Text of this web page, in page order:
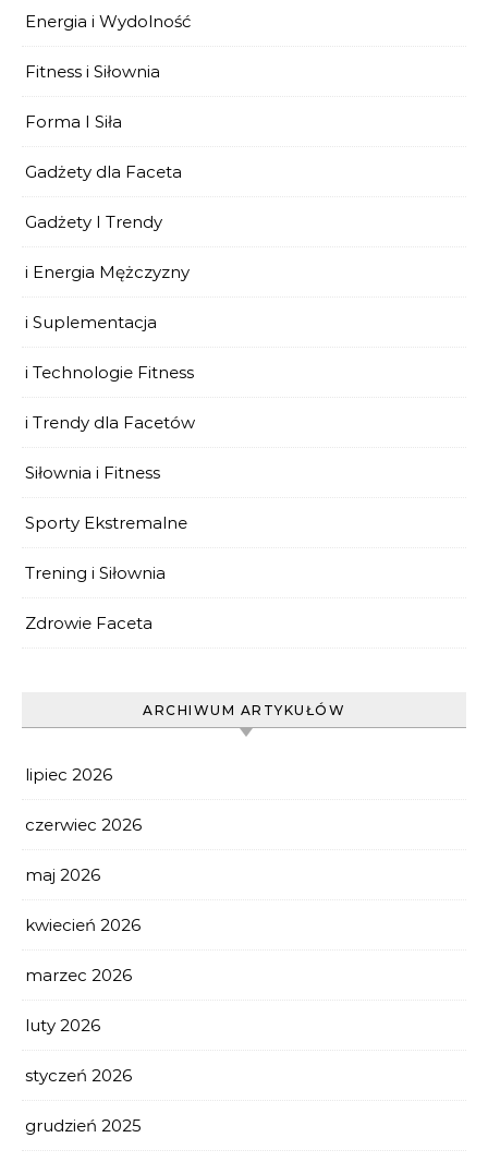
Energia i Wydolność
Fitness i Siłownia
Forma I Siła
Gadżety dla Faceta
Gadżety I Trendy
i Energia Mężczyzny
i Suplementacja
i Technologie Fitness
i Trendy dla Facetów
Siłownia i Fitness
Sporty Ekstremalne
Trening i Siłownia
Zdrowie Faceta
ARCHIWUM ARTYKUŁÓW
lipiec 2026
czerwiec 2026
maj 2026
kwiecień 2026
marzec 2026
luty 2026
styczeń 2026
grudzień 2025